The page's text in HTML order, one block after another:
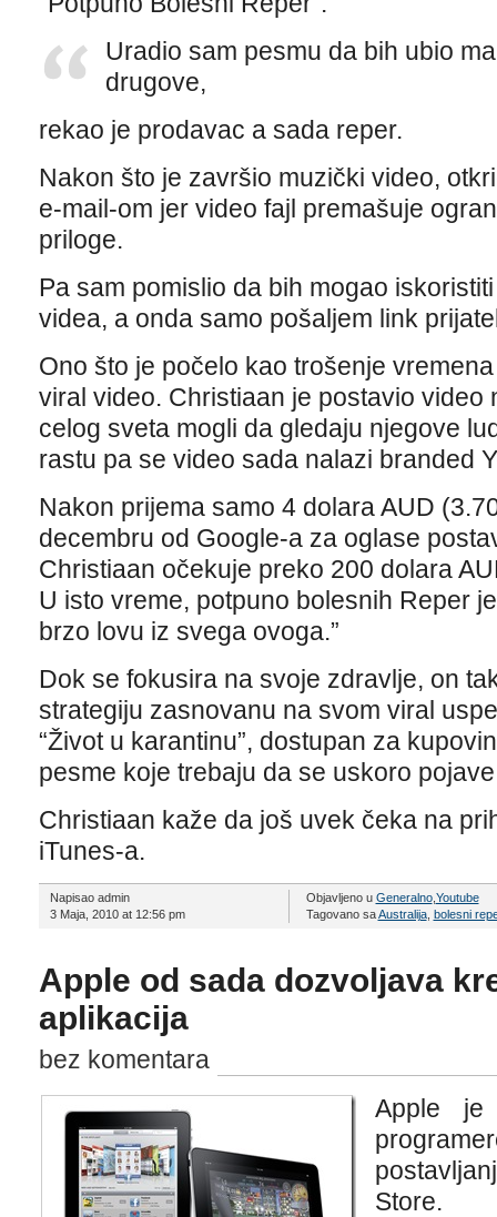
Uradio sam pesmu da bih ubio
drugove,
rekao je prodavac a sada reper.
Nakon što je završio muzički video,
e-mail-om jer video fajl premašuje
priloge.
Pa sam pomislio da bih mogao
videa, a onda samo pošaljem link
Ono što je počelo kao trošenje
viral video. Christiaan je postavio video
celog sveta mogli da gledaju njegove
rastu pa se video sada nalazi branded
Nakon prijema samo 4 dolara AUD
decembru od Google-a za oglase
Christiaan očekuje preko 200 dolara
U isto vreme, potpuno bolesnih Reper
brzo lovu iz svega ovoga.”
Dok se fokusira na svoje zdravlje, on
strategiju zasnovanu na svom viral
“Život u karantinu”, dostupan za
pesme koje trebaju da se uskoro
Christiaan kaže da još uvek čeka na
iTunes-a.
Napisao admin
3 Maja, 2010 at 12:56 pm
Objavljeno u Generalno, Youtube
Tagovano saAustralija, bolesni
Apple od sada dozvoljava
aplikacija
bez komentara
Apple je
Store.